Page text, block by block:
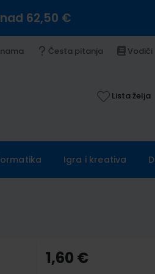
62,50 €
Česta pitanja Vodiči
Lista želja
Igra i kreativa
1,60 €